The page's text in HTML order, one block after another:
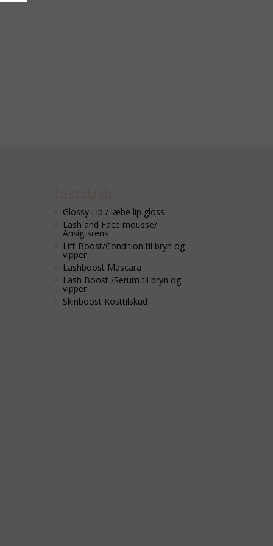
Glossy Lip / læbe lip gloss
Lash and Face mousse/
Ansigtsrens
Lift Boost/Condition til bryn og
vipper
Lashboost Mascara
Lash Boost /Serum til bryn og
vipper
Skinboost Kosttilskud